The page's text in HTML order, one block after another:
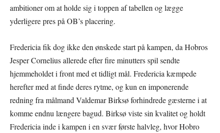
ambitioner om at holde sig i toppen af tabellen og lægge
yderligere pres på OB’s placering.
Fredericia fik dog ikke den ønskede start på kampen, da Hobros
Jesper Cornelius allerede efter fire minutters spil sendte
hjemmeholdet i front med et tidligt mål. Fredericia kæmpede
herefter med at finde deres rytme, og kun en imponerende
redning fra målmand Valdemar Birksø forhindrede gæsterne i at
komme endnu længere bagud. Birksø viste sin kvalitet og holdt
Fredericia inde i kampen i en svær første halvleg, hvor Hobro